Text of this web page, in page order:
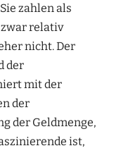
zahlen als
relativ
nicht. Der
der
mit der
der
der Geldmenge,
ist,